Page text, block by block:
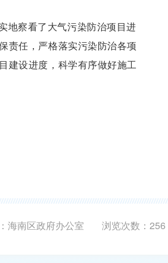
地察看了大气污染防治项目进
责任，严格落实污染防治各项
建设进度，科学有序做好施工
海南区政府办公室 浏览次数： 256